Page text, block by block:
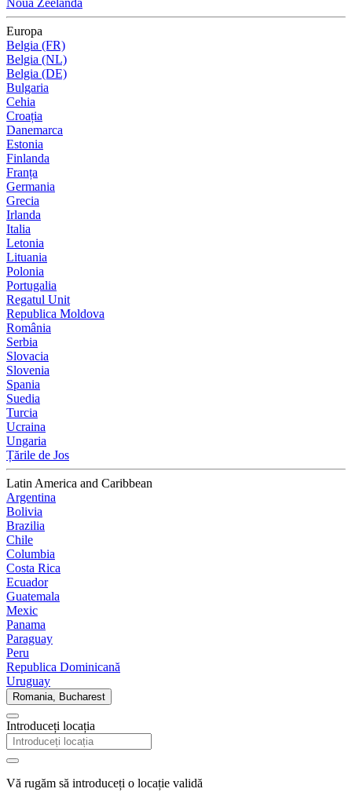
Europa
Belgia (FR)
Belgia (NL)
Belgia (DE)
Bulgaria
Cehia
Croația
Danemarca
Estonia
Finlanda
Franța
Germania
Grecia
Irlanda
Italia
Letonia
Lituania
Polonia
Portugalia
Regatul Unit
Republica Moldova
România
Serbia
Slovacia
Slovenia
Spania
Suedia
Turcia
Ucraina
Ungaria
Țările de Jos
Latin America and Caribbean
Argentina
Bolivia
Brazilia
Chile
Columbia
Costa Rica
Ecuador
Guatemala
Mexic
Panama
Paraguay
Peru
Republica Dominicană
Uruguay
Romania, Bucharest
Introduceți locația
Vă rugăm să introduceți o locație validă